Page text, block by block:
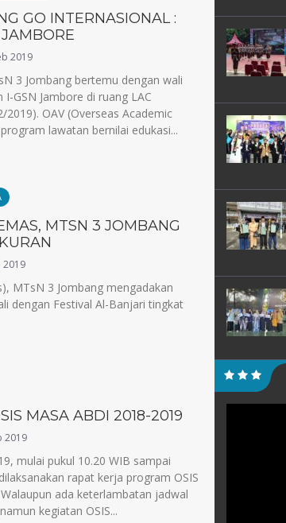
GO INTERNASIONAL :
2019
3 Jombang bertemu dengan wali
GSN Jambore di ruang LAC
OAV (Overseas Academic
lawatan bernilai edukasi...
MTSN 3 JOMBANG
2019
MTsN 3 Jombang mengadakan
dengan Festival Al-Banjari tingkat
MASA ABDI 2018-2019
2019
mulai pukul 10.20 WIB sampai
rapat kerja program OSIS
ada keterlambatan jadwal
kegiatan OSIS...